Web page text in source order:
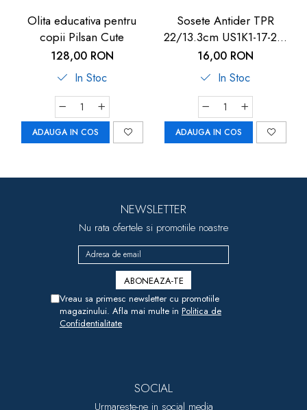
Olita educativa pentru
copii Pilsan Cute
128,00 RON
In Stoc
ADAUGA IN COS
Sosete Antider TPR
22/13.3cm US1K1-17-22,
U-Grow
16,00 RON
In Stoc
ADAUGA IN COS
NEWSLETTER
Nu rata ofertele si promotiile noastre
Vreau sa primesc newsletter cu promotiile
magazinului. Afla mai multe in Politica de
Confidentialitate
SOCIAL
Urmareste-ne in social media